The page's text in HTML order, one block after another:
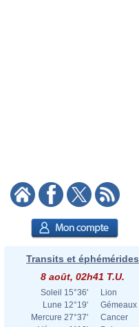
Transits et éphémérides
8 août, 02h41 T.U.
Soleil 15°36'
Lion
Lune 12°19'
Gémeaux
Mercure 27°37'
Cancer